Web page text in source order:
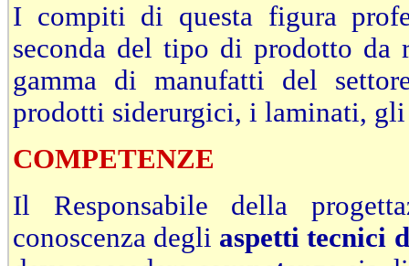
I compiti di questa figura
seconda del tipo di prodotto da
gamma di manufatti del
prodotti siderurgici, i laminati,
COMPETENZE
Il Responsabile della
conoscenza degli aspetti tecnici